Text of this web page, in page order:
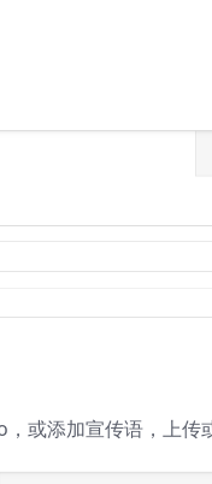
或添加宣传语，上传